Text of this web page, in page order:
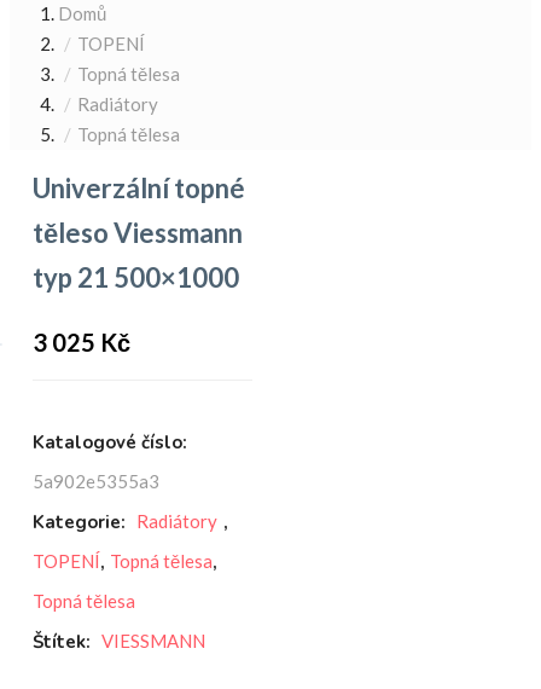
Domů
TOPENÍ
Topná tělesa
Radiátory
Topná tělesa
Univerzální topné
těleso Viessmann
typ 21 500×1000
3 025 Kč
Katalogové číslo:
5a902e5355a3
Kategorie: Radiátory ,
TOPENÍ, Topná tělesa,
Topná tělesa
Štítek: VIESSMANN